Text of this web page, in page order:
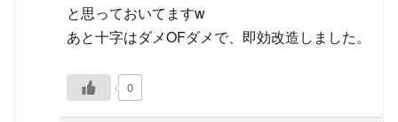
と思っておいてますw
あと十字はダメOFダメで、即効改造しました。
0